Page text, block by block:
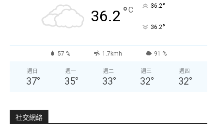
36.2 °C 36.2°
36.2°
57 % 1.7kmh 91 %
週日
37°
週一
35°
週二
33°
週三
32°
週四
32°
社交網絡